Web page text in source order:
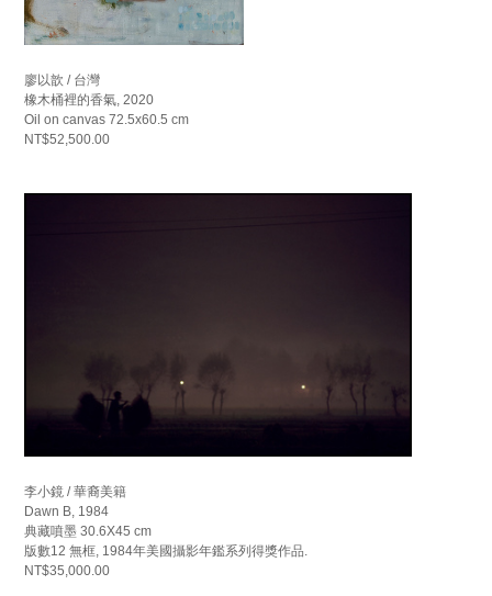
廖以歆 / 台灣
橡木桶裡的香氣, 2020
Oil on canvas 72.5x60.5 cm
NT$52,500.00
李小鏡 / 華裔美籍
Dawn B, 1984
典藏噴墨 30.6X45 cm
版數12 無框, 1984年美國攝影年鑑系列得獎作品.
NT$35,000.00